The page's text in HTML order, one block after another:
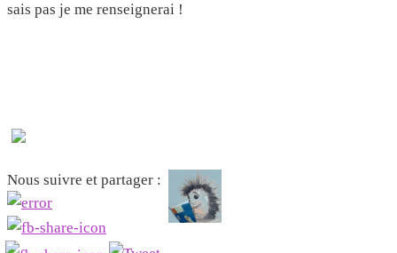
sais pas je me renseignerai !
Nous suivre et partager :